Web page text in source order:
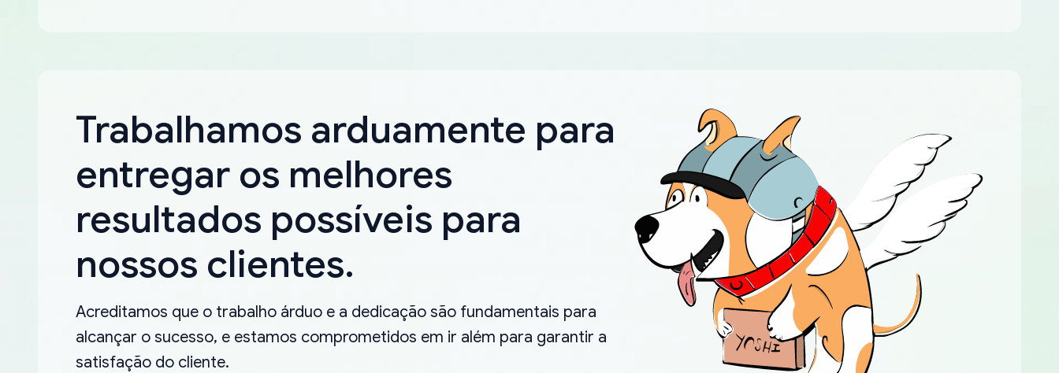
Trabalhamos arduamente para
entregar os melhores
resultados possíveis para
nossos clientes.
Acreditamos que o trabalho árduo e a dedicação são fundamentais para
alcançar o sucesso, e estamos comprometidos em ir além para garantir a
satisfação do cliente.